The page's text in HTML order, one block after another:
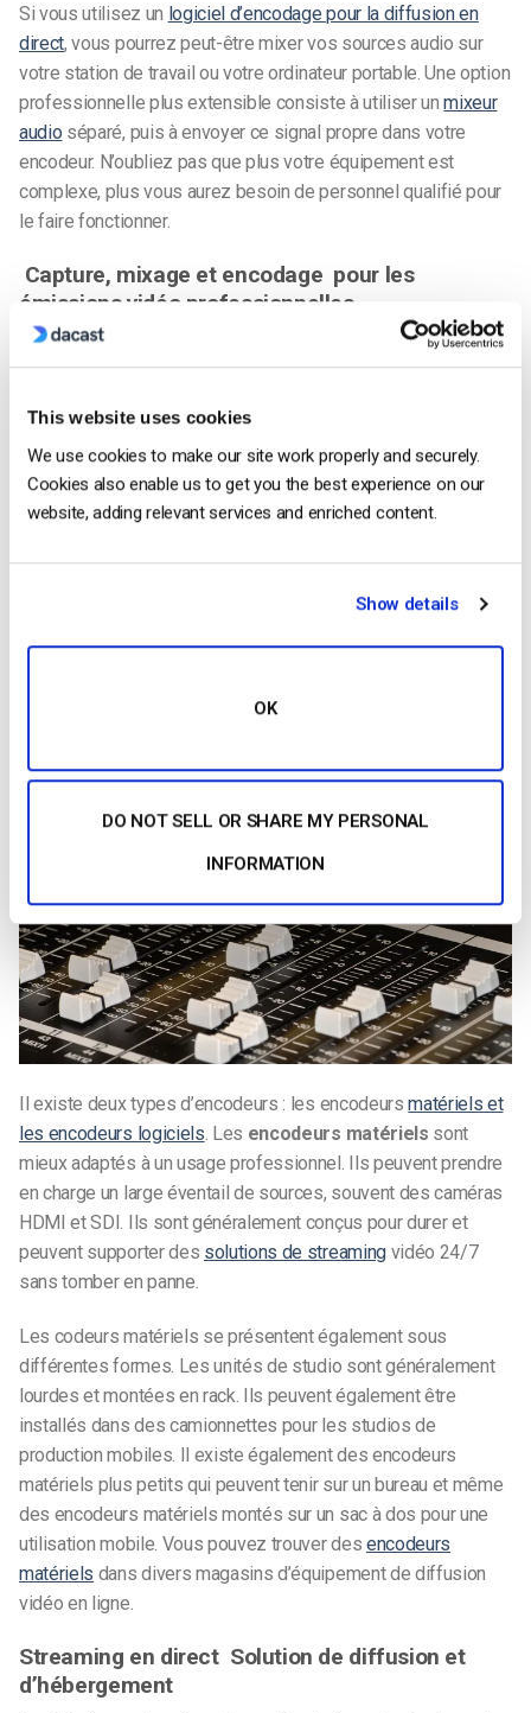
This website uses cookies
We use cookies to make our site work properly and securely.
Cookies also enable us to get you the best experience on our
website, adding relevant services and enriched content.
Show details
OK
DO NOT SELL OR SHARE MY PERSONAL
INFORMATION
Si vous utilisez un logiciel d’encodage pour la diffusion en
direct, vous pourrez peut-être mixer vos sources audio sur
votre station de travail ou votre ordinateur portable. Une option
professionnelle plus extensible consiste à utiliser unmixeur
audio séparé, puis à envoyer ce signal propre dans votre
encodeur. N’oubliez pas que plus votre équipement est
complexe, plus vous aurez besoin de personnel qualifié pour
le faire fonctionner.
Capture, mixage et encodage pour les
émissions vidéo professionnelles
Nous avons maintenant besoin d’une solution professionnelle
pour capturer votre vidéo et votre audio à partir de vos
Sur le terrain, vous pouvez utiliser un simpleencodeur de flux
en direct sur la camérapour passer directement en direct.
vos appareils photo. Les stations de travail peuvent être
Il existe deux types d’encodeurs : les encodeursmatériels et
les encodeurs logiciels. Les encodeurs matériels sont
mieux adaptés à un usage professionnel. Ils peuvent prendre
en charge un large éventail de sources, souvent des caméras
HDMI et SDI. Ils sont généralement conçus pour durer et
peuvent supporter des solutions de streamingvidéo 24/7
sans tomber en panne.
Les codeurs matériels se présentent également sous
différentes formes. Les unités de studio sont généralement
lourdes et montées en rack. Ils peuvent également être
installés dans des camionnettes pour les studios de
production mobiles. Il existe également des encodeurs
matériels plus petits qui peuvent tenir sur un bureau et même
des encodeurs matériels montés sur un sac à dos pour une
utilisation mobile. Vous pouvez trouver des encodeurs
matériels dans divers magasins d’équipement de diffusion
vidéo en ligne.
Streaming en direct Solution de diffusion et
d’hébergement